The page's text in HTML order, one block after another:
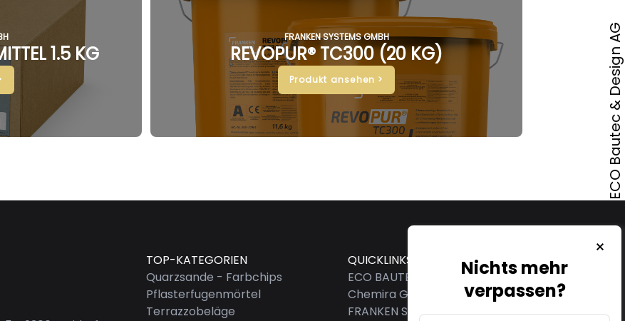
1.5 KG
FRANKEN SYSTEMS GMBH
REVOPUR® TC300 (20 KG)
Produkt ansehen >
Onlineshop von ECO Bautec & Design AG
TOP-KATEGORIEN
Quarzsande - Farbchips
Pflasterfugenmörtel
Terrazzobeläge
QUICKLINKS
ECO BAUTEC & DESIGN AG
Chemira GmbH
FRANKEN SYSTEMS GMBH
Nichts mehr
verpassen?